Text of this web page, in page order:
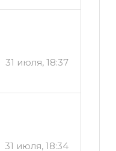
31 июля, 18:37
31 июля, 18:34